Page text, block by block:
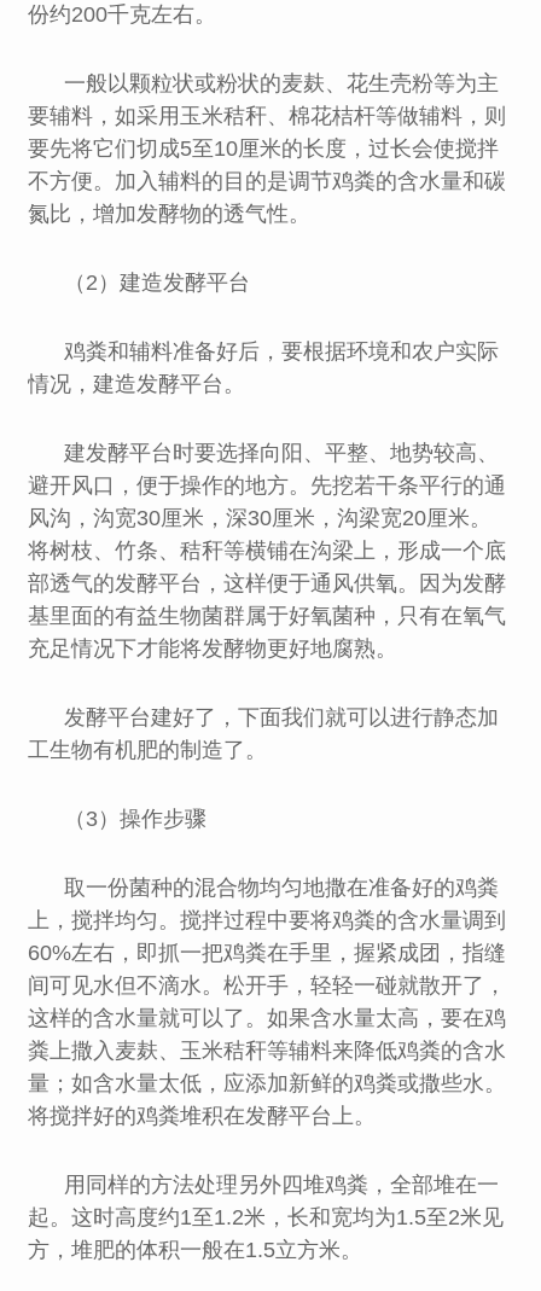
份约200千克左右。
一般以颗粒状或粉状的麦麸、花生壳粉等为主
要辅料，如采用玉米秸秆、棉花桔杆等做辅料，则
要先将它们切成5至10厘米的长度，过长会使搅拌
不方便。加入辅料的目的是调节鸡粪的含水量和碳
氮比，增加发酵物的透气性。
（2）建造发酵平台
鸡粪和辅料准备好后，要根据环境和农户实际
情况，建造发酵平台。
建发酵平台时要选择向阳、平整、地势较高、
避开风口，便于操作的地方。先挖若干条平行的通
风沟，沟宽30厘米，深30厘米，沟梁宽20厘米。
将树枝、竹条、秸秆等横铺在沟梁上，形成一个底
部透气的发酵平台，这样便于通风供氧。因为发酵
基里面的有益生物菌群属于好氧菌种，只有在氧气
充足情况下才能将发酵物更好地腐熟。
发酵平台建好了，下面我们就可以进行静态加
工生物有机肥的制造了。
（3）操作步骤
取一份菌种的混合物均匀地撒在准备好的鸡粪
上，搅拌均匀。搅拌过程中要将鸡粪的含水量调到
60%左右，即抓一把鸡粪在手里，握紧成团，指缝
间可见水但不滴水。松开手，轻轻一碰就散开了，
这样的含水量就可以了。如果含水量太高，要在鸡
粪上撒入麦麸、玉米秸秆等辅料来降低鸡粪的含水
量；如含水量太低，应添加新鲜的鸡粪或撒些水。
将搅拌好的鸡粪堆积在发酵平台上。
用同样的方法处理另外四堆鸡粪，全部堆在一
起。这时高度约1至1.2米，长和宽均为1.5至2米见
方，堆肥的体积一般在1.5立方米。